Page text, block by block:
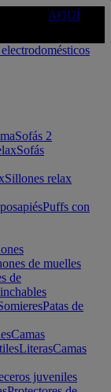
AQUÍ
Sofás 2
Sofás
Sillones relax
Puffs con
de muelles
de
Patas de
Camas
LiterasCamas
juveniles